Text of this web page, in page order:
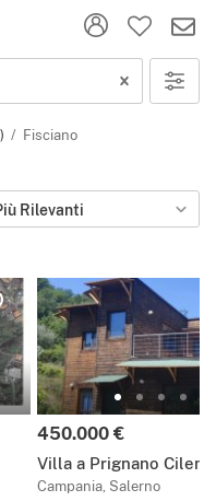
Fisciano
Rilevanti
Prezzo:
450.000 €
Villa a Prignano
Campania, Salerno